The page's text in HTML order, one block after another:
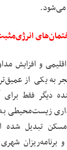
می‌شود.
و افزایش
یکی از
دیگر فقط برای
زیست‌محیطی
تبدیل شده
و برنامه‌ریزان